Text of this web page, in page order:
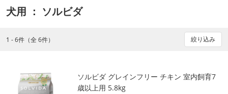
犬用 ： ソルビダ
1 - 6件（全 6件） 絞り込み
ソルビダ グレインフリー チキン 室内飼育7
歳以上用 5.8kg